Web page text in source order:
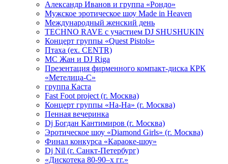
Александр Иванов и группа «Рондо»
Мужское эротическое шоу Made in Heaven
Международный женский день
TECHNO RAVE с участием DJ SHUSHUKIN
Концерт группы «Quest Pistols»
Птаха (ex. CENTR)
МС Жан и DJ Riga
Презентация фирменного компакт-диска КРК
«Метелица-С»
группа Каста
Fast Foot project (г. Москва)
Концерт группы «На-На» (г. Москва)
Пенная вечеринка
Dj Богдан Кантимиров (г. Москва)
Эротическое шоу «Diamond Girls» (г. Москва)
Финал конкурса «Караоке-шоу»
Dj Nil (г. Санкт-Петербург)
«Дискотека 80-90–х гг.»